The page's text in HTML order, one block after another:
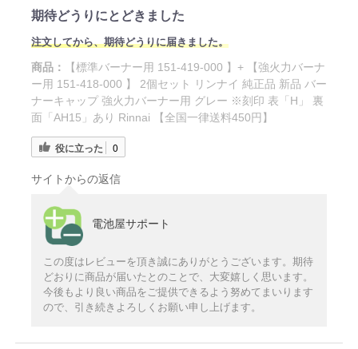
期待どうりにとどきました
注文してから、期待どうりに届きました。
商品：
【標準バーナー用 151-419-000 】+ 【強火力バーナ
ー用 151-418-000 】 2個セット リンナイ 純正品 新品 バー
ナーキャップ 強火力バーナー用 グレー ※刻印 表「H」 裏
面「AH15」あり Rinnai 【全国一律送料450円】
役に立った 0
サイトからの返信
電池屋サポート
この度はレビューを頂き誠にありがとうございます。期待
どおりに商品が届いたとのことで、大変嬉しく思います。
今後もより良い商品をご提供できるよう努めてまいります
ので、引き続きよろしくお願い申し上げます。